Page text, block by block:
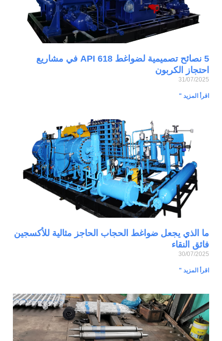
5 نصائح تصميمية لضواغط API 618 في مشاريع
احتجاز الكربون
31/07/2025
اقرأ المزيد "
ما الذي يجعل ضواغط الحجاب الحاجز مثالية للأكسجين
فائق النقاء
30/07/2025
اقرأ المزيد "